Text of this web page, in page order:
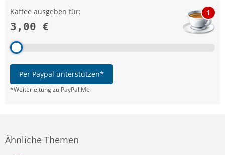
Kaffee ausgeben für:
3,00 €
1
Per Paypal unterstützen*
*Weiterleitung zu PayPal.Me
Ähnliche Themen